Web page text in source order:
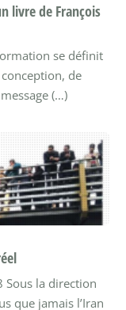
livre de François
se définit
de
(…)
Sous la direction
que jamais l’Iran